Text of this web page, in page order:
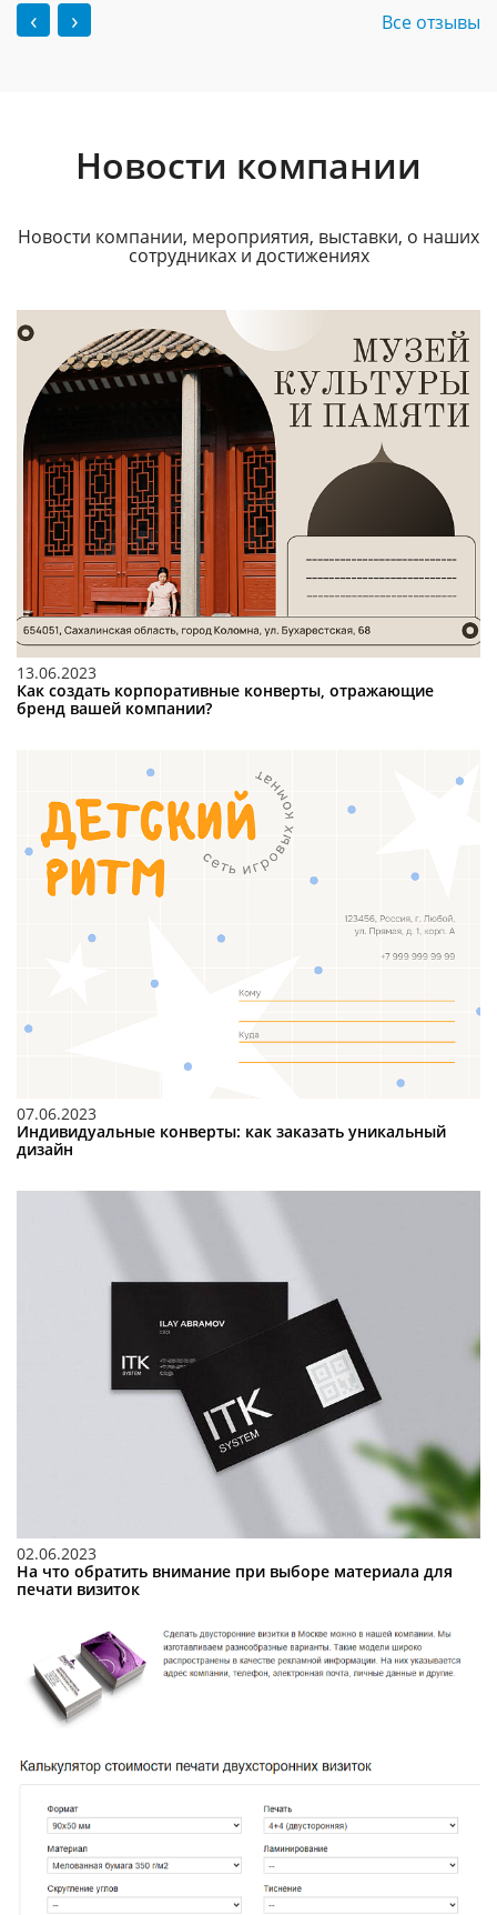
‹ › Все отзывы
Новости компании
Новости компании, мероприятия, выставки, о наших
сотрудниках и достижениях
13.06.2023
Как создать корпоративные конверты, отражающие
бренд вашей компании?
07.06.2023
Индивидуальные конверты: как заказать уникальный
дизайн
02.06.2023
На что обратить внимание при выборе материала для
печати визиток